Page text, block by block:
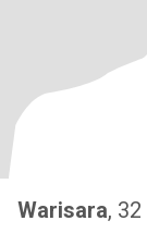
Warisara, 32